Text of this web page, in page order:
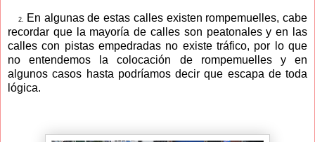
2.
En algunas de estas calles existen rompemuelles, cabe
recordar que la mayoría de calles son peatonales y en las
calles con pistas empedradas no existe tráfico, por lo que
no entendemos la colocación de rompemuelles y en
algunos casos hasta podríamos decir que escapa de toda
lógica.